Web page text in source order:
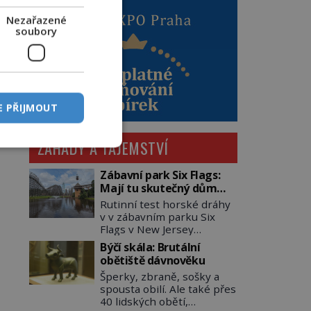
ZÁHADY A TAJEMSTVÍ
Zábavní park Six Flags:
Mají tu skutečný dům
hrůzy!
Rutinní test horské dráhy
v v zábavním parku Six
Flags v New Jersey
dopadne 16. srpna 1981
katastrofou. 20letý technik
Scott Tyler se zřítí na zem!
Zranění jsou neslučitelná
se životem. „Nepoužil
bezpečnostní zábranu,“
Býčí skála: Brutální
obětiště dávnověku
Šperky, zbraně, sošky a
spousta obilí. Ale také přes
40 lidských obětí,
Nezařazené
soubory
PŘIJMOUT